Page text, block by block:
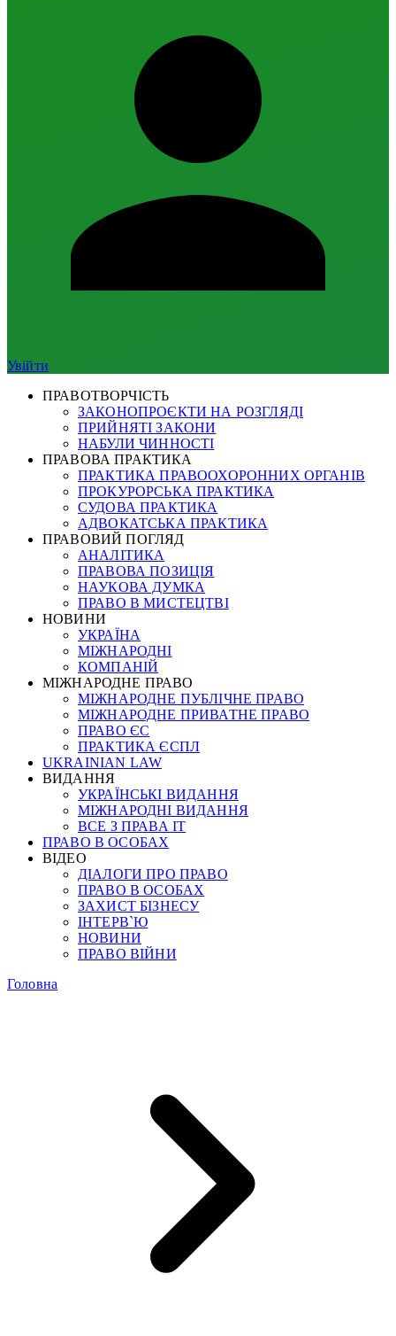
Увійти
ПРАВОТВОРЧІСТЬ
ЗАКОНОПРОЄКТИ НА РОЗГЛЯДІ
ПРИЙНЯТІ ЗАКОНИ
НАБУЛИ ЧИННОСТІ
ПРАВОВА ПРАКТИКА
ПРАКТИКА ПРАВООХОРОННИХ ОРГАНІВ
ПРОКУРОРСЬКА ПРАКТИКА
СУДОВА ПРАКТИКА
АДВОКАТСЬКА ПРАКТИКА
ПРАВОВИЙ ПОГЛЯД
АНАЛІТИКА
ПРАВОВА ПОЗИЦІЯ
НАУКОВА ДУМКА
ПРАВО В МИСТЕЦТВІ
НОВИНИ
УКРАЇНА
МІЖНАРОДНІ
КОМПАНІЙ
МІЖНАРОДНЕ ПРАВО
МІЖНАРОДНЕ ПУБЛІЧНЕ ПРАВО
МІЖНАРОДНЕ ПРИВАТНЕ ПРАВО
ПРАВО ЄС
ПРАКТИКА ЄСПЛ
UKRAINIAN LAW
ВИДАННЯ
УКРАЇНСЬКІ ВИДАННЯ
МІЖНАРОДНІ ВИДАННЯ
ВСЕ З ПРАВА ІТ
ПРАВО В ОСОБАХ
ВІДЕО
ДІАЛОГИ ПРО ПРАВО
ПРАВО В ОСОБАХ
ЗАХИСТ БІЗНЕСУ
ІНТЕРВ`Ю
НОВИНИ
ПРАВО ВІЙНИ
Головна